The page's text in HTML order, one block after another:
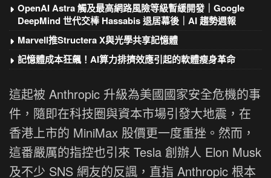
OpenAI Astra 觸及最高網路風險等級暫緩開發｜Google
DeepMind 世代交棒 Hassabis 退居幕後｜AI 趨勢週報
Marvell推Structera X與光學共享記憶體
記憶體成本狂飆！AI算力排擠效應引起的軟體瘦身革命
這起被 Anthropic 升級為美國國家安全危機的事
件，隨即在科技圈與資本市場引發大地震，在
香港上市的 MiniMax 股價更一度重挫。然而，
這番嚴厲的指控也引來 Tesla 創辦人 Elon Musk
及不少 SNS 網友的反諷，直指 Anthropic 根本